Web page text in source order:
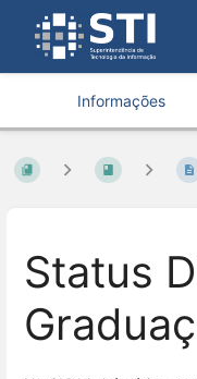
Informações
Status